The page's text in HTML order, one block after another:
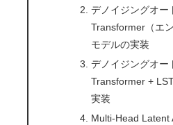
デノイジングオー
Transformer（エ
モデルの実装
デノイジングオー
Transformer +
実装
Multi-Head Latent